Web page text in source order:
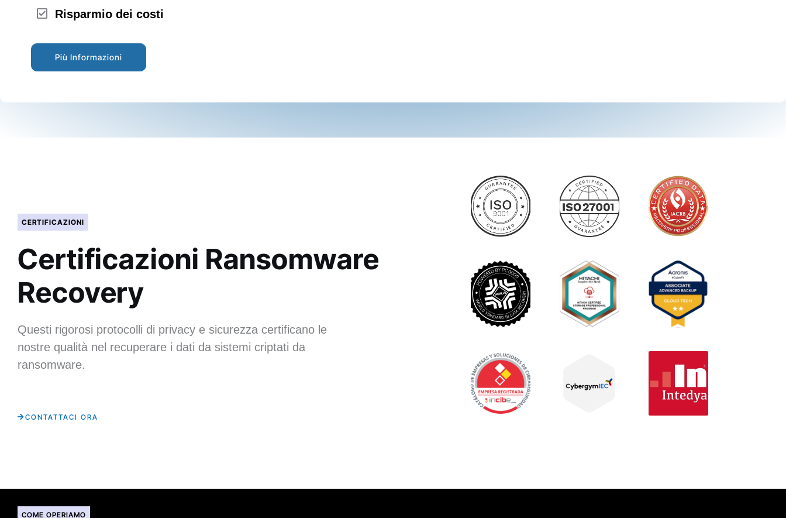
Risparmio dei costi
Più Informazioni
CERTIFICAZIONI
Certificazioni Ransomware
Recovery
Questi rigorosi protocolli di privacy e sicurezza certificano le
nostre qualità nel recuperare i dati da sistemi criptati da
ransomware.
CONTATTACI ORA
COME OPERIAMO